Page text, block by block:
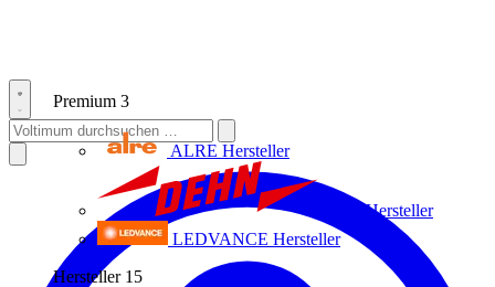
Premium 3
ALRE Hersteller
Hersteller
LEDVANCE Hersteller
Hersteller 15